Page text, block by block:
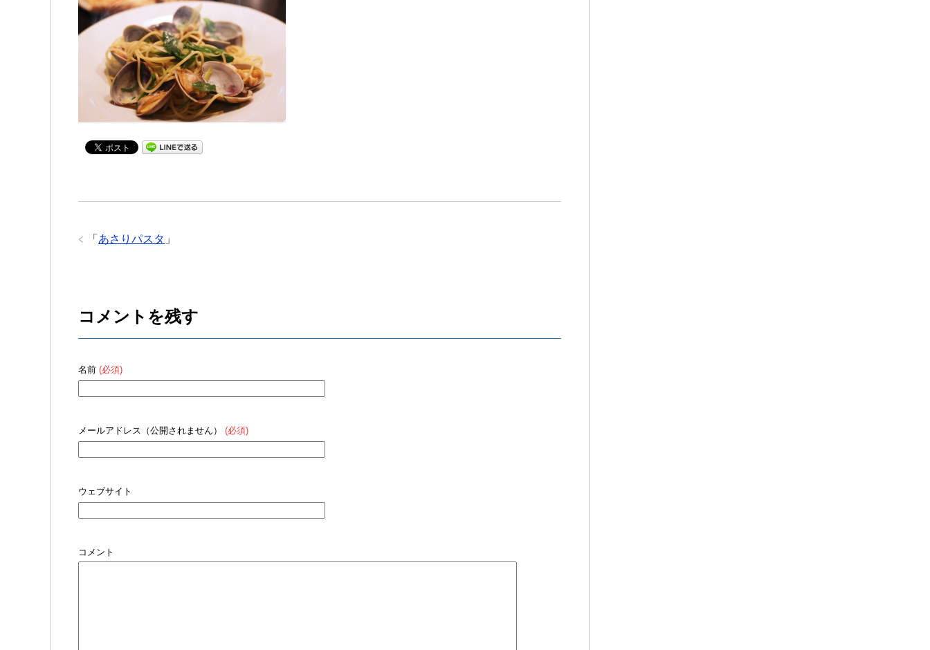
「 あさりパスタ 」
コメントを残す
名前 (必須)
メールアドレス（公開されません） (必須)
ウェブサイト
コメント